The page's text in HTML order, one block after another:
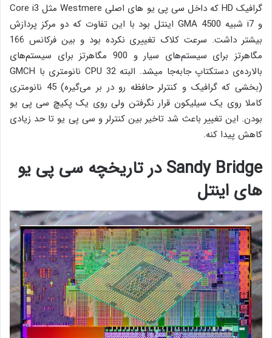
گرافیک HD که داخل سی پی یو های اصلی Westmere مثل Core i3
و i7 شبیه GMA 4500 اینتل بود با این تفاوت که دو مرکز پردازش
بیشتر داشت. سرعت کلاک تغییری نکرده بود و بین فرکانس 166
مگاهرتز برای سیستم‌های سیار و 900 مگاهرتز برای سیستم‌های
بالارده‌ی دستکتاپ جابه‌جا میشد. البته CPU 32 نانومتری با GMCH
(بخشی که گرافیک و کنترلر حافظه رو در بر می‌گیره) 45 نانومتری
کاملا روی یک سیلیکون قرار نگرفتن ولی روی یک پکیچ سی پی یو
بودن. این تغییر باعث شد تاخیر بین کنترلر و سی پی یو تا حد زیادی
کاهش پیدا کنه.
Sandy Bridge در تاریخچه سی پی یو
های اینتل